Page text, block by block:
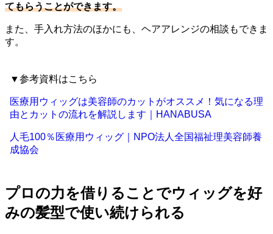
てもらうことができます。
また、手入れ方法のほかにも、ヘアアレンジの相談もできま
す。
▼参考資料はこちら
医療用ウィッグは美容師のカットがオススメ！気になる理
由とカットの流れを解説します｜HANABUSA
人毛100％医療用ウィッグ｜NPO法人全国福祉理美容師養
成協会
プロの力を借りることでウィッグを好
みの髪型で使い続けられる